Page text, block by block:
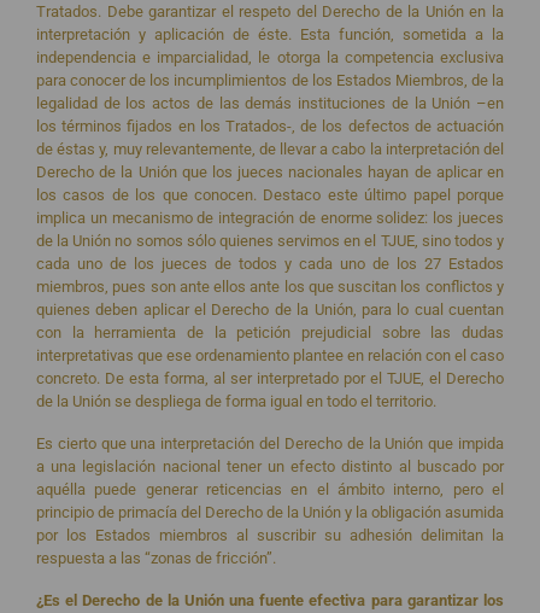
Tratados. Debe garantizar el respeto del Derecho de la Unión en la
interpretación y aplicación de éste. Esta función, sometida a la
independencia e imparcialidad, le otorga la competencia exclusiva
para conocer de los incumplimientos de los Estados Miembros, de la
legalidad de los actos de las demás instituciones de la Unión –en
los términos fijados en los Tratados-, de los defectos de actuación
de éstas y, muy relevantemente, de llevar a cabo la interpretación del
Derecho de la Unión que los jueces nacionales hayan de aplicar en
los casos de los que conocen. Destaco este último papel porque
implica un mecanismo de integración de enorme solidez: los jueces
de la Unión no somos sólo quienes servimos en el TJUE, sino todos y
cada uno de los jueces de todos y cada uno de los 27 Estados
miembros, pues son ante ellos ante los que suscitan los conflictos y
quienes deben aplicar el Derecho de la Unión, para lo cual cuentan
con la herramienta de la petición prejudicial sobre las dudas
interpretativas que ese ordenamiento plantee en relación con el caso
concreto. De esta forma, al ser interpretado por el TJUE, el Derecho
de la Unión se despliega de forma igual en todo el territorio.
Es cierto que una interpretación del Derecho de la Unión que impida
a una legislación nacional tener un efecto distinto al buscado por
aquélla puede generar reticencias en el ámbito interno, pero el
principio de primacía del Derecho de la Unión y la obligación asumida
por los Estados miembros al suscribir su adhesión delimitan la
respuesta a las “zonas de fricción”.
¿Es el Derecho de la Unión una fuente efectiva para garantizar los